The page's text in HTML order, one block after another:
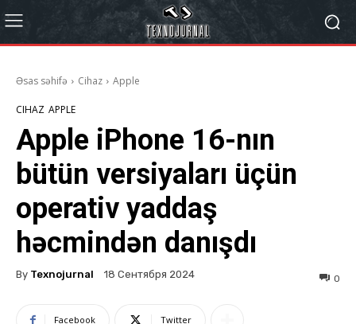
Əsas səhifə Cihaz Apple
CIHAZ APPLE
Apple iPhone 16-nın
bütün versiyaları üçün
operativ yaddaş
həcmindən danışdı
By Texnojurnal 18 Сентября 2024 0
Facebook Twitter